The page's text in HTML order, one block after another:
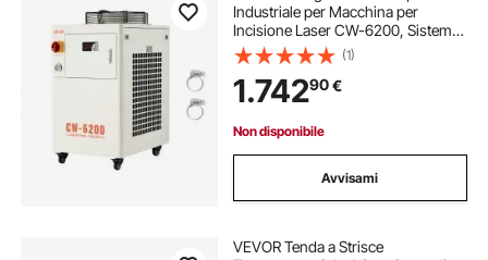
Industriale per Macchina per
Incisione Laser CW-6200, Sistema
di Raffreddamento ad Acqua con
Compressore per Taglio Laser da
1750 W, Capacità 15 L, Portata Max
70 L/min
(1)
1.74290€
Non disponibile
Avvisami
VEVOR Tenda a Strisce